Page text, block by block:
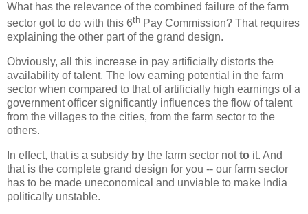
What has the relevance of the combined failure of the farm
sector got to do with this 6th Pay Commission? That requires
explaining the other part of the grand design.
Obviously, all this increase in pay artificially distorts the
availability of talent. The low earning potential in the farm
sector when compared to that of artificially high earnings of a
government officer significantly influences the flow of talent
from the villages to the cities, from the farm sector to the
others.
In effect, that is a subsidy by the farm sector notto it. And
that is the complete grand design for you -- our farm sector
has to be made uneconomical and unviable to make India
politically unstable.